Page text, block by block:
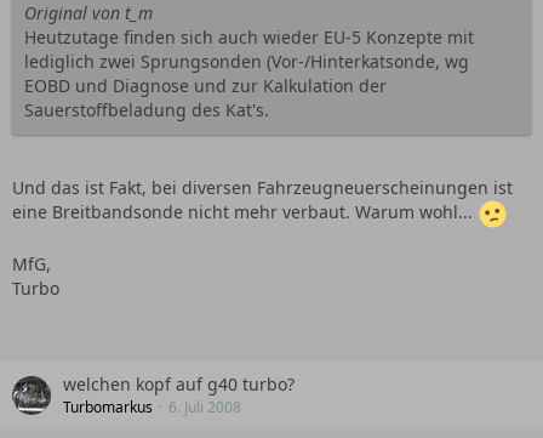
Original von t_m
Heutzutage finden sich auch wieder EU-5 Konzepte mit
lediglich zwei Sprungsonden (Vor-/Hinterkatsonde, wg
EOBD und Diagnose und zur Kalkulation der
Sauerstoffbeladung des Kat's.
Und das ist Fakt, bei diversen Fahrzeugneuerscheinungen ist
eine Breitbandsonde nicht mehr verbaut. Warum wohl...
MfG,
Turbo
welchen kopf auf g40 turbo?
Turbomarkus 6. Juli 2008